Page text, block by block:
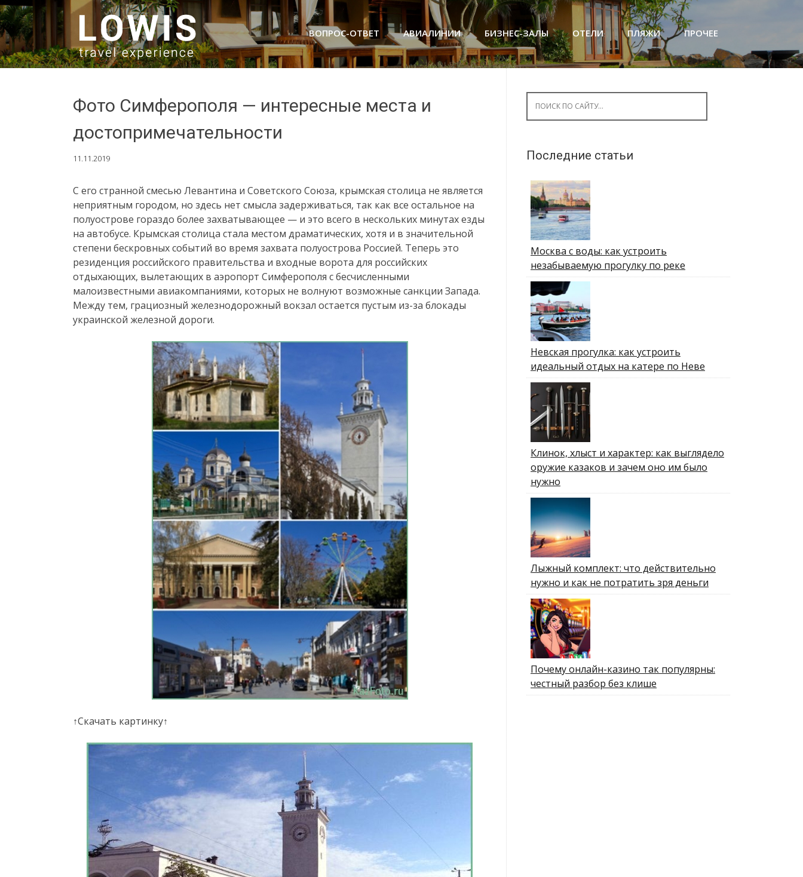
SKIP TO CONTENT ПРОЧЕЕ
ПЛЯЖИ
ОТЕЛИ
БИЗНЕС-ЗАЛЫ
АВИАЛИНИИ
ВОПРОС-ОТВЕТ
Фото Симферополя — интересные места и
достопримечательности
11.11.2019
С его странной смесью Левантина и Советского Союза, крымская столица не является
неприятным городом, но здесь нет смысла задерживаться, так как все остальное на
полуострове гораздо более захватывающее — и это всего в нескольких минутах езды
на автобусе. Крымская столица стала местом драматических, хотя и в значительной
степени бескровных событий во время захвата полуострова Россией. Теперь это
резиденция российского правительства и входные ворота для российских
отдыхающих, вылетающих в аэропорт Симферополя с бесчисленными
малоизвестными авиакомпаниями, которых не волнуют возможные санкции Запада.
Между тем, грациозный железнодорожный вокзал остается пустым из-за блокады
украинской железной дороги.
↑Скачать картинку↑
Последние статьи
Москва с воды: как устроить
незабываемую прогулку по реке
Невская прогулка: как устроить
идеальный отдых на катере по Неве
Клинок, хлыст и характер: как выглядело
оружие казаков и зачем оно им было
нужно
Лыжный комплект: что действительно
нужно и как не потратить зря деньги
Почему онлайн-казино так популярны:
честный разбор без клише